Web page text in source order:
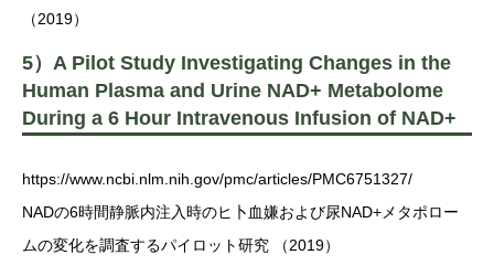
（2019）
5）A Pilot Study Investigating Changes in the
Human Plasma and Urine NAD+ Metabolome
During a 6 Hour Intravenous Infusion of NAD+
https://www.ncbi.nlm.nih.gov/pmc/articles/PMC6751327/
NADの6時間静脈内注入時のヒ卜血嫌および尿NAD+メタポロー
ムの変化を調査するパイロット研究 （2019）